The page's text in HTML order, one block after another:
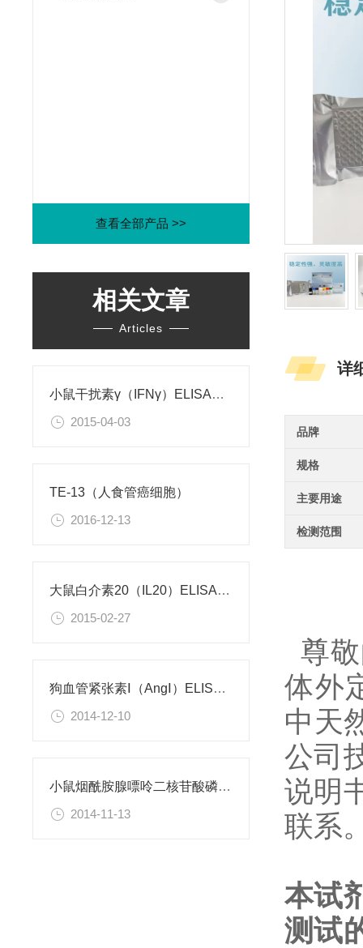
查看全部产品 >>
相关文章
Articles
小鼠干扰素γ（IFNγ）ELISA试剂盒
2015-04-03
TE-13（人食管癌细胞）
2016-12-13
大鼠白介素20（IL20）ELISA试剂盒
2015-02-27
狗血管紧张素Ⅰ（AngⅠ）ELISA试剂盒
2014-12-10
小鼠烟酰胺腺嘌呤二核苷酸磷酸（NADPH）检测试剂盒
2014-11-13
详
品牌
规格
主要用途
检测范围
尊
体外
中天
公司
说明
联系
本试
测试